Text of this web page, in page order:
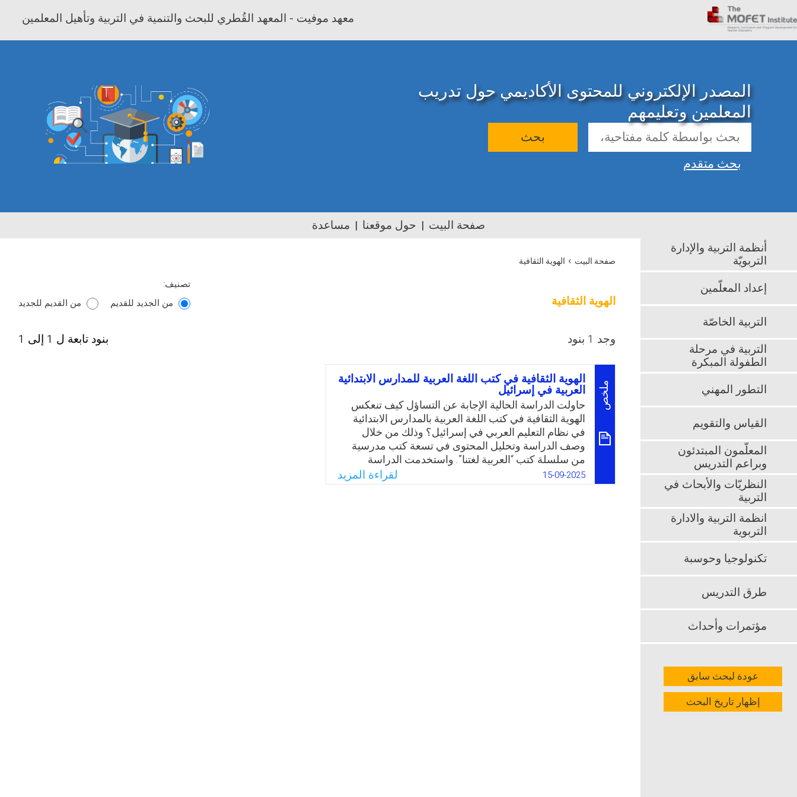
معهد موفيت - المعهد القُطري للبحث والتنمية في التربية وتأهيل المعلمين
المصدر الإلكتروني للمحتوى الأكاديمي حول تدريب
المعلمين وتعليمهم
بحث
بحث متقدم
صفحة البيت حول موقعنا مساعدة
صفحة البيت › الهوية الثقافية
الهوية الثقافية
تصنيف:
من الجديد للقديم
من القديم للجديد
وجد 1 بنود بنود تابعة ل 1 إلى 1
ملخص
الهوية الثقافية في كتب اللغة العربية للمدارس الابتدائية
العربية في إسرائيل
حاولت الدراسة الحالية الإجابة عن التساؤل كيف تنعكس
الهوية الثقافية في كتب اللغة العربية بالمدارس الابتدائية
في نظام التعليم العربي في إسرائيل؟ وذلك من خلال
وصف الدراسة وتحليل المحتوى في تسعة كتب مدرسية
من سلسلة كتب “العربية لغتنا”. واستخدمت الدراسة
أساليب بحثية نوعية وكمية مختلطة، وتحليل المحتوى،
وفحص الأبعاد النصية والبصرية للكتب المدرسية. وتمثلت
15-09-2025 لقراءة المزيد
أنظمة التربية والإدارة
التربويّة
إعداد المعلّمين
التربية الخاصّة
التربية في مرحلة
الطفولة المبكرة
التطور المهني
القياس والتقويم
المعلّمون المبتدئون
وبراعم التدريس
النظريّات والأبحاث في
التربية
انظمة التربية والادارة
التربوية
تكنولوجيا وحوسبة
طرق التدريس
مؤتمرات وأحداث
عودة لبحث سابق
إظهار تاريخ البحث